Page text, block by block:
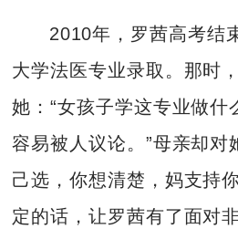
2010年，罗茜高考结
大学法医专业录取。那时
她：“女孩子学这专业做什
容易被人议论。”母亲却对
己选，你想清楚，妈支持
定的话，让罗茜有了面对